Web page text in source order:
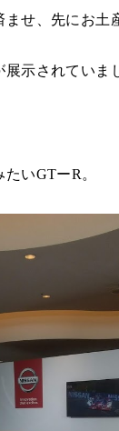
せ、先にお土
示されていま
いGTーR。